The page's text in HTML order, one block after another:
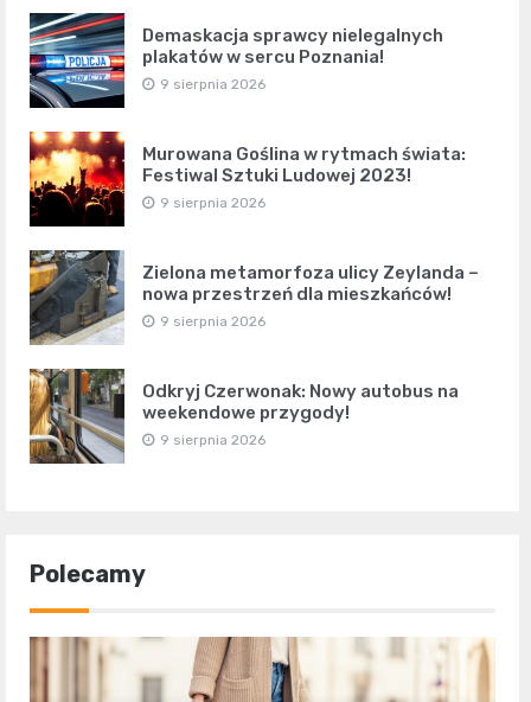
Demaskacja sprawcy nielegalnych
plakatów w sercu Poznania!
9 sierpnia 2026
Murowana Goślina w rytmach świata:
Festiwal Sztuki Ludowej 2023!
9 sierpnia 2026
Zielona metamorfoza ulicy Zeylanda –
nowa przestrzeń dla mieszkańców!
9 sierpnia 2026
Odkryj Czerwonak: Nowy autobus na
weekendowe przygody!
9 sierpnia 2026
Polecamy